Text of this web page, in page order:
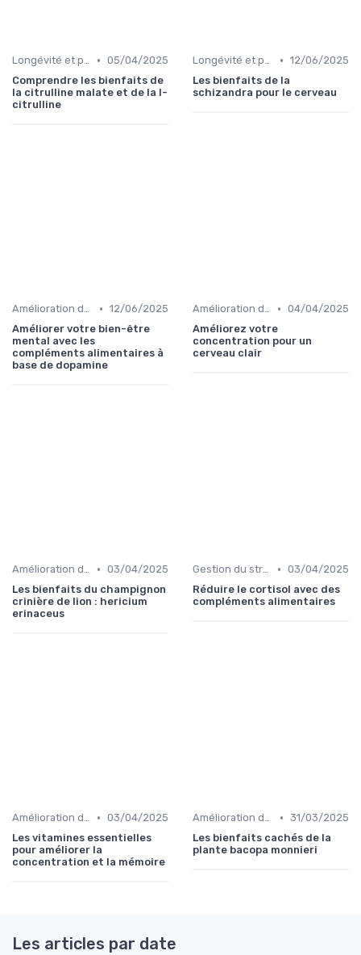
Longévité et prévention • 05/04/2025
Comprendre les bienfaits de
la citrulline malate et de la l-
citrulline
Longévité et prévention • 12/06/2025
Les bienfaits de la
schizandra pour le cerveau
Amélioration de l'humeur • 12/06/2025
Améliorer votre bien-être
mental avec les
compléments alimentaires à
base de dopamine
Amélioration de la concentration • 04/04/2025
Améliorez votre
concentration pour un
cerveau clair
Amélioration de la concentration • 03/04/2025
Les bienfaits du champignon
crinière de lion : hericium
erinaceus
Gestion du stress et de l'anxiété • 03/04/2025
Réduire le cortisol avec des
compléments alimentaires
Amélioration de la concentration • 03/04/2025
Les vitamines essentielles
pour améliorer la
concentration et la mémoire
Amélioration de la concentration • 31/03/2025
Les bienfaits cachés de la
plante bacopa monnieri
Les articles par date